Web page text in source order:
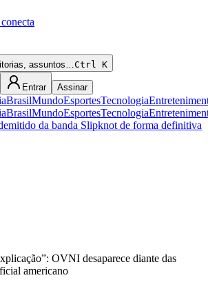
assuntos…Ctrl K
Entrar Assinar
BrasilMundoEsportesTecnologia
BrasilMundoEsportesTecnologia
da banda Slipknot de forma definitiva
OVNI desaparece diante das
americano